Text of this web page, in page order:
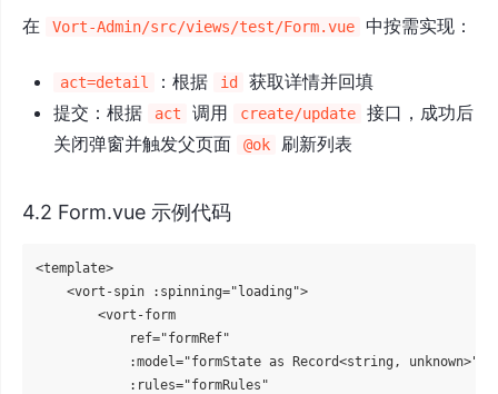
在 Vort-Admin/src/views/test/Form.vue 中按需实现：
act=detail ：根据 id
获取详情并回填
提交：根据
act 调用 create/update
接口，成功后
关闭弹窗并触发父页面
@ok 刷新列表
4.2 Form.vue 示例代码
<template>
    <vort-spin :spinning="loading">
        <vort-form
            ref="formRef"
            :model="formState as Record<string, unknown>"
            :rules="formRules"